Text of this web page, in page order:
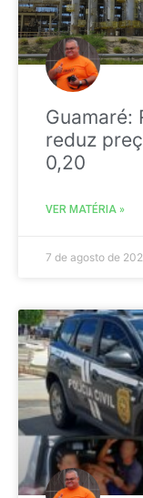
Guamaré:
reduz
0,20
VER MATÉRIA »
7 de agosto de